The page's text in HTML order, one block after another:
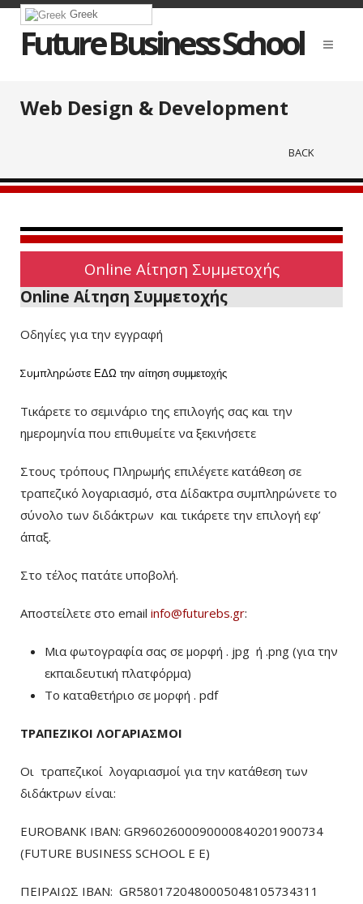
Greek
Future Business School
Web Design & Development
BACK
Online Αίτηση Συμμετοχής
Online Αίτηση Συμμετοχής
Οδηγίες για την εγγραφή
Συμπληρώστε ΕΔΩ την αίτηση συμμετοχής
Τικάρετε το σεμινάριο της επιλογής σας και την
ημερομηνία που επιθυμείτε να ξεκινήσετε
Στους τρόπους Πληρωμής επιλέγετε κατάθεση σε
τραπεζικό λογαριασμό, στα Δίδακτρα συμπληρώνετε το
σύνολο των διδάκτρων και τικάρετε την επιλογή εφ’
άπαξ.
Στο τέλος πατάτε υποβολή.
Αποστείλετε στο email info@futurebs.gr:
Μια φωτογραφία σας σε μορφή . jpg ή .png (για την
εκπαιδευτική πλατφόρμα)
To καταθετήριο σε μορφή . pdf
ΤΡΑΠΕΖΙΚΟΙ ΛΟΓΑΡΙΑΣΜΟΙ
Οι τραπεζικοί λογαριασμοί για την κατάθεση των
διδάκτρων είναι:
EUROBANK IBAN: GR9602600090000840201900734
(FUTURE BUSINESS SCHOOL E E)
ΠΕΙΡΑΙΩΣ ΙΒΑΝ: GR5801720480005048105734311